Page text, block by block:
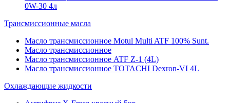
0W-30 4л
Трансмиссионные масла
Масло трансмиссионное Motul Multi ATF 100% Sunt.
Масло трансмиссионное
Масло трансмиссионное ATF Z-1 (4L)
Масло трансмиссионное TOTACHI Dexron-VI 4L
Охлаждающие жидкости